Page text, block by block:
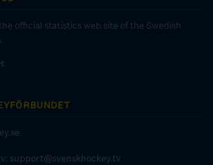
official statistics web site of the Swedish
support@svenskhockey.tv